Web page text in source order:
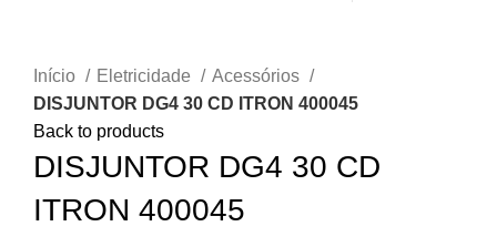
Início
Eletricidade
Acessórios
DISJUNTOR DG4 30 CD ITRON 400045
Back to products
DISJUNTOR DG4 30 CD
ITRON 400045